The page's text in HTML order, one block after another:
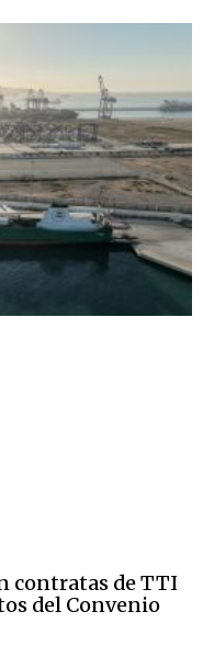
contratas de TTI
del Convenio